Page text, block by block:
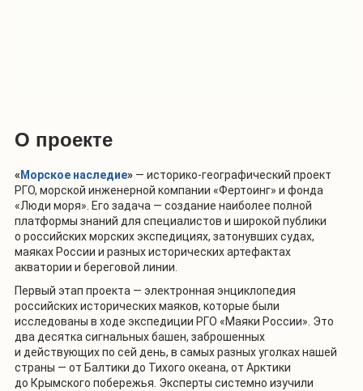
О проекте
« Морское наследие» — историко-географический проект
РГО, морской инженерной компании «Фертоинг» и фонда
«Люди моря». Его задача — создание наиболее полной
платформы знаний для специалистов и широкой публики
о российских морских экспедициях, затонувших судах,
маяках России и разных исторических артефактах
акватории и береговой линии.
Первый этап проекта — электронная энциклопедия
российских исторических маяков, которые были
исследованы в ходе экспедиции РГО «Маяки России». Это
два десятка сигнальных башен, заброшенных
и действующих по сей день, в самых разных уголках нашей
страны — от Балтики до Тихого океана, от Арктики
до Крымского побережья. Эксперты системно изучили